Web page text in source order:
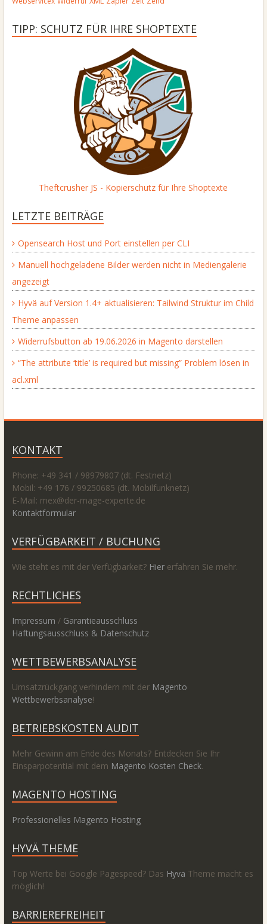
TIPP: SCHUTZ FÜR IHRE SHOPTEXTE
Theftcrusher JS - Kopierschutz für Ihre Shoptexte
LETZTE BEITRÄGE
Opensearch Host und Port einstellen per CLI
Manuell hochgeladene Bilder werden nicht in Mediengalerie
angezeigt
Hyvä auf Version 1.4+ aktualisieren: Tailwind Struktur im Child
Theme anpassen
Widerrufsbutton ab 19.06.2026 in Magento darstellen
“The attribute ‘title’ is required but missing” Problem lösen in
acl.xml
KONTAKT
Phone: +49 341 / 98979807 (dt. Festnetz)
Mobil: +49 176 / 99250685 (dt. Mobilfunknetz)
E-Mail: mex@der-mage-experte.de
Kontaktformular
VERFÜGBARKEIT / BUCHUNG
Wie steht es mit der Verfügbarkeit? Hiererfahren Sie mehr.
RECHTLICHES
Impressum / Garantieausschluss
Haftungsausschluss & Datenschutz
WETTBEWERBSANALYSE
Umsatzrückgang verhindern mit der Magento
Wettbewerbsanalyse!
BETRIEBSKOSTEN AUDIT
Mehr Gewinn am Ende des Monats? Entdecken Sie Ihr
Einsparpotential mit dem Magento Kosten Check.
MAGENTO HOSTING
Professionelles Magento Hosting
HYVÄ THEME
Top Werte bei Google Pagespeed? Das Hyvä Theme macht es
möglich!
BARRIEREFREIHEIT